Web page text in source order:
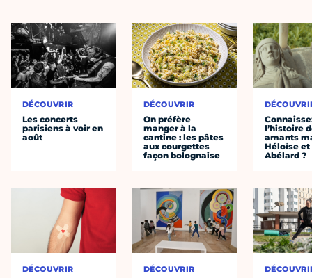
DÉCOUVRIR
Les concerts
parisiens à voir en
août
DÉCOUVRIR
DÉCOUVRIR
On préfère
manger à la
cantine : les pâtes
aux courgettes
façon bolognaise
DÉCOUVRIR
l’histoire
amants
Héloïse et
Abélard ?